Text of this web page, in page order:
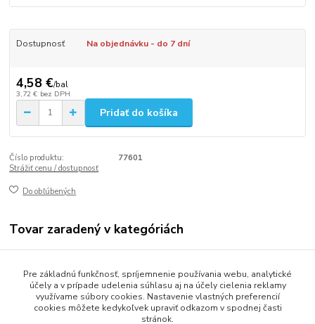
Dostupnosť Na objednávku - do 7 dní
4,58 €/bal
3,72 € bez DPH
Pridať do košíka
Číslo produktu:
77601
Strážiť cenu / dostupnosť
Do obľúbených
Tovar zaradený v kategóriách
Gastro balenie
Misky a vaničky
Pre základnú funkčnosť, spríjemnenie používania webu, analytické
účely a v prípade udelenia súhlasu aj na účely cielenia reklamy
využívame súbory cookies. Nastavenie vlastných preferencií
cookies môžete kedykoľvek upraviť odkazom v spodnej časti
stránok.